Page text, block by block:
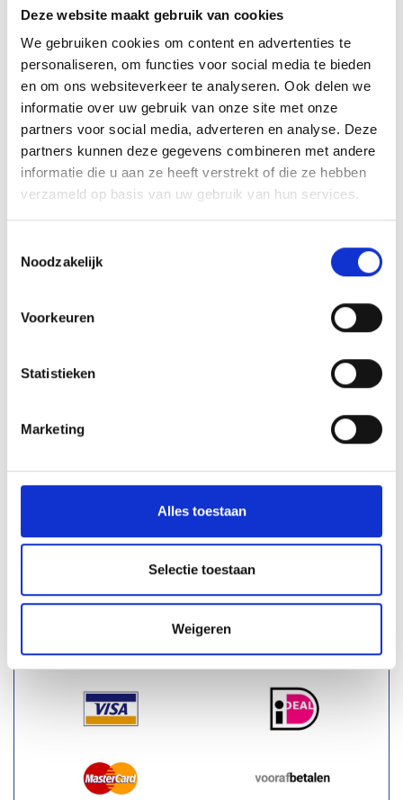
Deze website maakt gebruik van cookies
We gebruiken cookies om content en advertenties te
personaliseren, om functies voor social media te bieden
en om ons websiteverkeer te analyseren. Ook delen we
informatie over uw gebruik van onze site met onze
partners voor social media, adverteren en analyse. Deze
partners kunnen deze gegevens combineren met andere
informatie die u aan ze heeft verstrekt of die ze hebben
verzameld op basis van uw gebruik van hun services.
Noodzakelijk
Voorkeuren
Statistieken
Marketing
Alles toestaan
Selectie toestaan
Weigeren
Boombeugels
Doorrijhoogtebeveiliging
Wieldwingers
Verkeersremmendmaatregelen - drempels/ruggen/parkeerstops
Gladheidsbestrijding
Afzettingen - Flexpalen/Hekken/Diamantkoppalen
Straatmeubilair
Hekwerk
Toegangscontrole
Outlet - restpartijen
Bevestigingsmaterialen
BETAALMOGELIJKHEDEN